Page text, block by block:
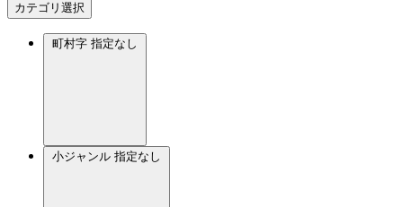
カテゴリ選択
町村字 指定なし
小ジャンル 指定なし